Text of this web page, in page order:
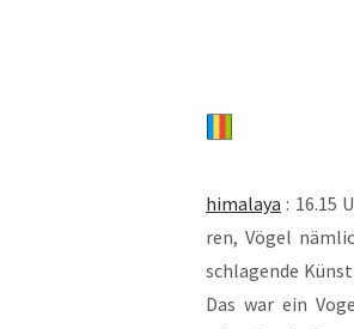
hima­la­ya : 16.15
ren, Vögel
schla­gen­de
Das war ein